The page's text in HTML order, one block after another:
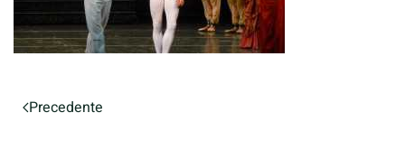
Precedente